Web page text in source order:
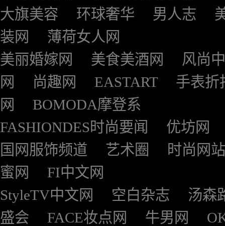
大旗美容
环球奢华 男人志
装网
薄荷女人网
美丽婚嫁网
美食美酒网
风尚
网
尚趣网 EASTART
手表折
网
BOMODA摩登系
FASHIONDES时尚要闻
优坊网
国网服饰频道
艺术圈
时尚网站
蜜网
FI中文网
StyleTV中文网
空白杂志
汤森
盛会
FACE妆点网 牛男网